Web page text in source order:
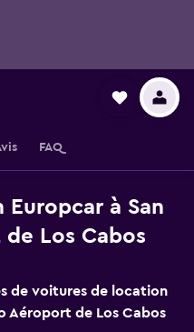
FAQ
à San
Los Cabos
de voitures de location
Aéroport de Los Cabos